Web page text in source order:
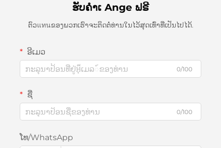
ຮັບຄຳເ Ange ຟຣີ
ຕົວแทนຂອງພວກເຮົາຈະຕິດຕໍ່ທ່ານໃນໄວ້ສຸດເທົ່າທີ່ເປັນໄປໄດ້.
ອີເມວ
0/100
ຊື່
0/100
ໂທ/WhatsApp